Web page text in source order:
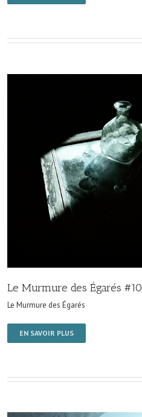
Le Murmure des Égarés #10
Le Murmure des Égarés
EN SAVOIR PLUS